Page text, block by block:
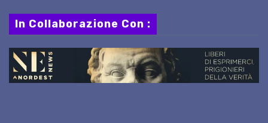
In Collaborazione Con :